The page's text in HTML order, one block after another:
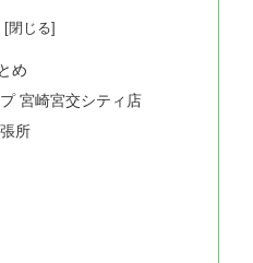
め
宮崎宮交シティ店
所